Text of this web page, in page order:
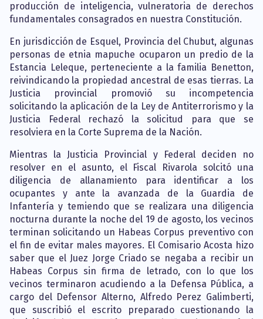
producción de inteligencia, vulneratoria de derechos
fundamentales consagrados en nuestra Constitución.
En jurisdicción de Esquel, Provincia del Chubut, algunas
personas de etnia mapuche ocuparon un predio de la
Estancia Leleque, perteneciente a la familia Benetton,
reivindicando la propiedad ancestral de esas tierras. La
Justicia provincial promovió su incompetencia
solicitando la aplicación de la Ley de Antiterrorismo y la
Justicia Federal rechazó la solicitud para que se
resolviera en la Corte Suprema de la Nación.
Mientras la Justicia Provincial y Federal deciden no
resolver en el asunto, el Fiscal Rivarola solcitó una
diligencia de allanamiento para identificar a los
ocupantes y ante la avanzada de la Guardia de
Infantería y temiendo que se realizara una diligencia
nocturna durante la noche del 19 de agosto, los vecinos
terminan solicitando un Habeas Corpus preventivo con
el fin de evitar males mayores. El Comisario Acosta hizo
saber que el Juez Jorge Criado se negaba a recibir un
Habeas Corpus sin firma de letrado, con lo que los
vecinos terminaron acudiendo a la Defensa Pública, a
cargo del Defensor Alterno, Alfredo Perez Galimberti,
que suscribió el escrito preparado cuestionando la